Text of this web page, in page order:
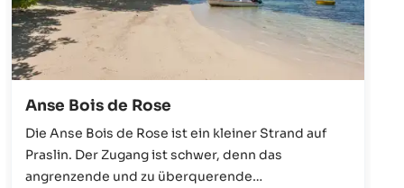
Anse Bois de Rose
Die Anse Bois de Rose ist ein kleiner Strand auf
Praslin. Der Zugang ist schwer, denn das
angrenzende und zu überquerende